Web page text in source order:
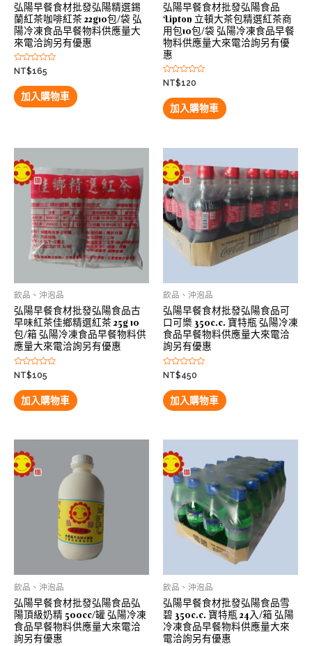
弘陽早餐食材批發弘陽精選錫
蘭紅茶咖啡紅茶 22g10包/袋 弘
陽冷凍食品早餐物料供應量大
來電洽詢另有優惠
評
分
滿
分
5
NT$165
加入購物車
弘陽早餐食材批發弘陽食品
Lipton 立頓大茶包精選紅茶商
用包10包/袋 弘陽冷凍食品早餐
物料供應量大來電洽詢另有優
惠
評
分
滿
分
5
NT$120
加入購物車
飲品、沖泡品
弘陽早餐食材批發弘陽食品古
早味紅茶佳鄉精選紅茶 25g 10
包/箱 弘陽冷凍食品早餐物料供
應量大來電洽詢另有優惠
評
分
滿
分
5
NT$105
加入購物車
飲品、沖泡品
弘陽早餐食材批發弘陽食品可
口可樂 350c.c. 寶特瓶 弘陽冷凍
食品早餐物料供應量大來電洽
詢另有優惠
評
分
滿
分
5
NT$450
加入購物車
飲品、沖泡品
弘陽早餐食材批發弘陽食品弘
陽頂級奶精 500cc/罐 弘陽冷凍
食品早餐物料供應量大來電洽
詢另有優惠
飲品、沖泡品
弘陽早餐食材批發弘陽食品雪
碧 350c.c. 寶特瓶 24入/箱 弘陽
冷凍食品早餐物料供應量大來
電洽詢另有優惠